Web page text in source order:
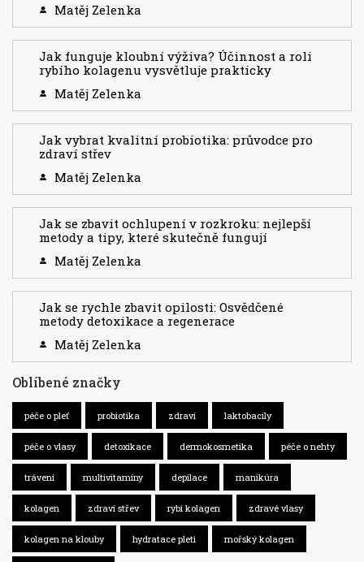
Matěj Zelenka
Jak funguje kloubní výživa? Účinnost a roli
rybího kolagenu vysvětluje prakticky
Matěj Zelenka
Jak vybrat kvalitní probiotika: průvodce pro
zdraví střev
Matěj Zelenka
Jak se zbavit ochlupení v rozkroku: nejlepší
metody a tipy, které skutečně fungují
Matěj Zelenka
Jak se rychle zbavit opilosti: Osvědčené
metody detoxikace a regenerace
Matěj Zelenka
Oblíbené značky
péče o pleť probiotika zdraví laktobacily
péče o vlasy detoxikace dermokosmetika péče o nehty
trávení multivitamíny depilace manikúra
kolagen zdraví střev rybí kolagen zdravé vlasy
kolagen na klouby hydratace pleti mořský kolagen